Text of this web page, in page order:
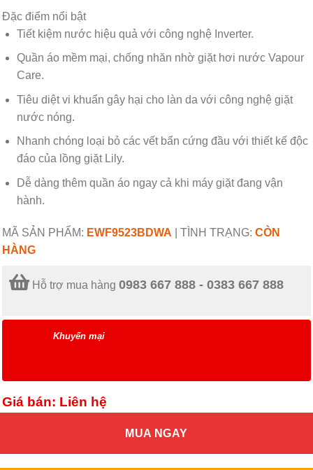
Đặc điểm nổi bật
Tiết kiệm nước hiệu quả với công nghệ Inverter.
Quần áo mềm mại, chống nhăn nhờ giặt hơi nước Vapour
Care.
Tiêu diệt vi khuẩn gây hại cho làn da với công nghệ giặt
nước nóng.
Nhanh chóng loại bỏ các vết bẩn cứng đầu với thiết kế độc
đáo của lồng giặt Lily.
Dễ dàng thêm quần áo ngay cả khi máy giặt đang vận
hành.
MÃ SẢN PHẨM: EWF9523BDWA TÌNH TRẠNG: CÒN
HÀNG
Hỗ trợ mua hàng 0983 667 888 - 0383 667 888
Khuyến mại
Giá bán: Liên hệ
MUA NGAY